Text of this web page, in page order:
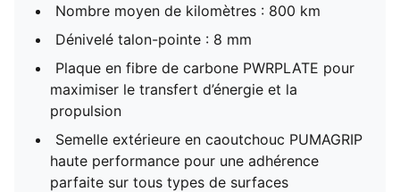
Nombre moyen de kilomètres : 800 km
Dénivelé talon-pointe : 8 mm
Plaque en fibre de carbone PWRPLATE pour
maximiser le transfert d’énergie et la
propulsion
Semelle extérieure en caoutchouc PUMAGRIP
haute performance pour une adhérence
parfaite sur tous types de surfaces